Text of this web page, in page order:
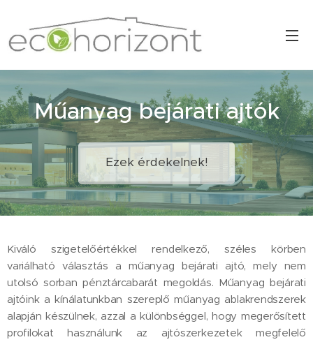
Műanyag bejárati ajtók
Ezek érdekelnek!
Kiváló szigetelőértékkel rendelkező, széles körben
variálható választás a műanyag bejárati ajtó, mely nem
utolsó sorban pénztárcabarát megoldás. Műanyag bejárati
ajtóink a kínálatunkban szereplő műanyag ablakrendszerek
alapján készülnek, azzal a különbséggel, hogy megerősített
profilokat használunk az ajtószerkezetek megfelelő